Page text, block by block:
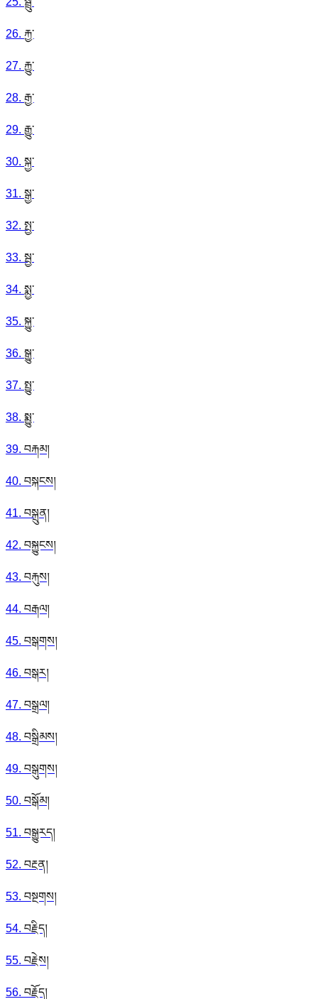
26. རྐྱ་
27. རྐྱུ་
28. རྒྱ་
29. རྒྱུ་
30. སྐྱ་
31. སྒྱ་
32. སྤྱ་
33. སྦྱ་
34. སྨྱ་
35. སྐྱུ་
36. སྒྱུ་
37. སྤྱུ་
38. སྨྱུ་
39. བརྐམ།
40. བསྐངས།
41. བསྐྲུན།
42. བསྐྱུངས།
43. བརྐུས།
44. བརྒལ།
45. བསྒགས།
46. བསྒར།
47. བསྒྲལ།
48. བསྒྲིམས།
49. བསྒུགས།
50. བསྒོམ།
51. བསྒྱུརད།
52. བརྔན།
53. བསྔགས།
54. བརྗིད།
55. བརྗེས།
56. བརྗོད།